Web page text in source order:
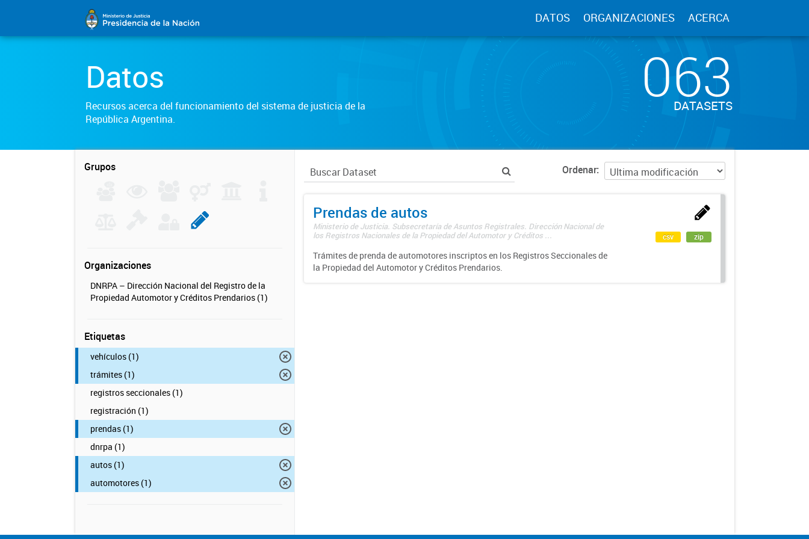
DATOS ORGANIZACIONES ACERCA
Datos
Recursos acerca del funcionamiento del sistema de justicia de la
República Argentina.
063
DATASETS
Grupos
Organizaciones
DNRPA – Dirección Nacional del Registro de la
Propiedad Automotor y Créditos Prendarios (1)
Etiquetas
vehículos (1)
trámites (1)
registros seccionales (1)
registración (1)
prendas (1)
dnrpa (1)
autos (1)
automotores (1)
Ordenar
Prendas de autos
Ministerio de Justicia. Subsecretaría de Asuntos Registrales. Dirección Nacional de
los Registros Nacionales de la Propiedad del Automotor y Créditos ...
Trámites de prenda de automotores inscriptos en los Registros Seccionales de
la Propiedad del Automotor y Créditos Prendarios.
csv zip